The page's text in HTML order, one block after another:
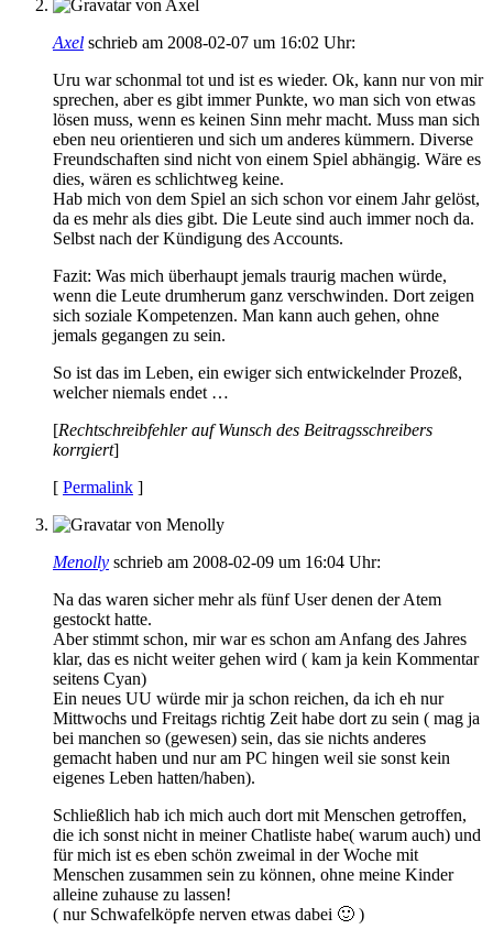
Axel schrieb am 2008-02-07 um 16:02 Uhr:
Uru war schonmal tot und ist es wieder. Ok, kann nur von mir
sprechen, aber es gibt immer Punkte, wo man sich von etwas
lösen muss, wenn es keinen Sinn mehr macht. Muss man sich
eben neu orientieren und sich um anderes kümmern. Diverse
Freundschaften sind nicht von einem Spiel abhängig. Wäre es
dies, wären es schlichtweg keine.
Hab mich von dem Spiel an sich schon vor einem Jahr gelöst,
da es mehr als dies gibt. Die Leute sind auch immer noch da.
Selbst nach der Kündigung des Accounts.
Fazit: Was mich überhaupt jemals traurig machen würde,
wenn die Leute drumherum ganz verschwinden. Dort zeigen
sich soziale Kompetenzen. Man kann auch gehen, ohne
jemals gegangen zu sein.
So ist das im Leben, ein ewiger sich entwickelnder Prozeß,
welcher niemals endet …
[Rechtschreibfehler auf Wunsch des Beitragsschreibers
korrgiert]
[ Permalink ]
Menolly schrieb am 2008-02-09 um 16:04 Uhr:
Na das waren sicher mehr als fünf User denen der Atem
gestockt hatte.
Aber stimmt schon, mir war es schon am Anfang des Jahres
klar, das es nicht weiter gehen wird ( kam ja kein Kommentar
seitens Cyan)
Ein neues UU würde mir ja schon reichen, da ich eh nur
Mittwochs und Freitags richtig Zeit habe dort zu sein ( mag ja
bei manchen so (gewesen) sein, das sie nichts anderes
gemacht haben und nur am PC hingen weil sie sonst kein
eigenes Leben hatten/haben).
Schließlich hab ich mich auch dort mit Menschen getroffen,
die ich sonst nicht in meiner Chatliste habe( warum auch) und
für mich ist es eben schön zweimal in der Woche mit
Menschen zusammen sein zu können, ohne meine Kinder
alleine zuhause zu lassen!
( nur Schwafelköpfe nerven etwas dabei 🙂 )